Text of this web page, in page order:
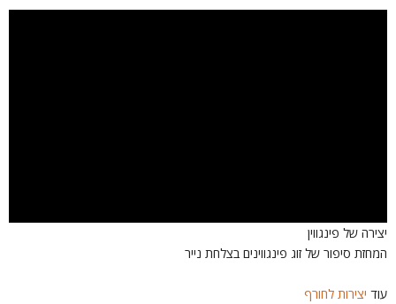
של פינגווין
סיפור של זוג פינגווינים בצלחת נייר
יצירות לחורף